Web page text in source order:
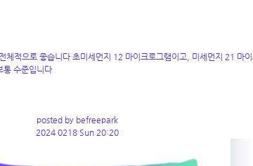
체적으로 좋습니다 초미세먼지 12 마이크로그램이고, 미세먼지 21 마
통 수준입니다
posted by befreepark
2024 0218 Sun 20:20